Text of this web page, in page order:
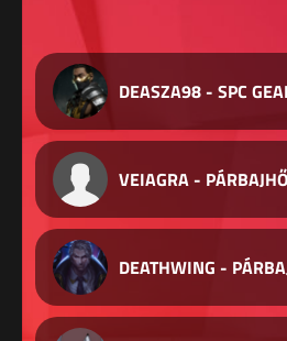
DEASZA98 - SPC
VEIAGRA -
DEATHWING -